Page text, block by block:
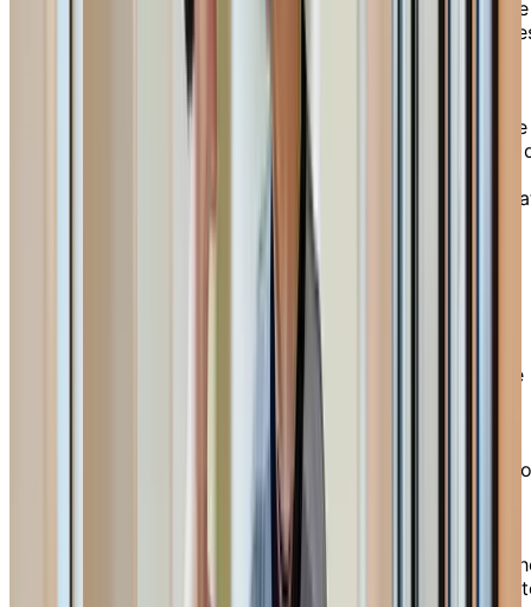
aménagées. Nos jardins extérieurs ainsi que notre
piscine vous sont aussi accessibles. Les
de soins et le soutien dont vous disposez
s’adressent à une clientèle en situation de perte
d’autonomie. L’unité de soins est un endroit
hautement sécurisé, où vous pouvez recevoir une
aide précieuse à l’accomplissement des activités
quotidien. Notre personnel sur place est là pour
administrer les médicaments, superviser votre
général et vous offrir tous les types de soins
supplémentaires requis.
Unité de soins
Notre unité de soins, située sur un étage sécurisé
de la résidence, assure un environnement
sécuritaire et engageant aux aînés atteints de
troubles cognitifs, en mettant de l’avant les
activités de la vie quotidienne. Grâce à notre ratio
plus élevé d'employés par résident, nous
établissons des liens significatifs, tandis que nos
aménagements dédiés créent un environnement
stimulant. Chartwell se distingue par son
centrée sur la personne et son équipe